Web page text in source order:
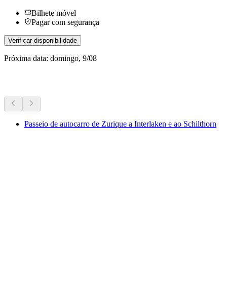
Bilhete móvel
Pagar com segurança
Verificar disponibilidade
Próxima data: domingo, 9/08
Passeio de autocarro de Zurique a Interlaken e ao Schilthorn